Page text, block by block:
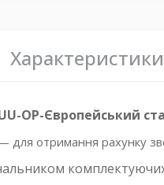
Характеристики
OP-Європейський
отримання рахунку